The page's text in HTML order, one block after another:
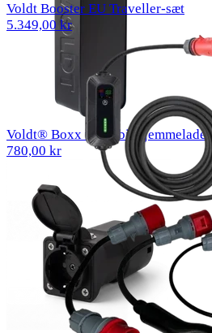
Voldt® Boxx til mobil hjemmelader
780,00 kr
Voldt Booster EU Traveller-sæt
5.349,00 kr